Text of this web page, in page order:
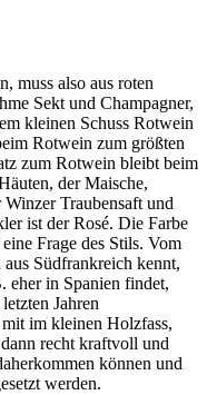
muss also aus roten
Sekt und Champagner,
kleinen Schuss Rotwein
Rotwein zum größten
zum Rotwein bleibt beim
der Maische,
Winzer Traubensaft und
ist der Rosé. Die Farbe
Frage des Stils. Vom
Südfrankreich kennt,
eher in Spanien findet,
Jahren
im kleinen Holzfass,
recht kraftvoll und
können und
werden.